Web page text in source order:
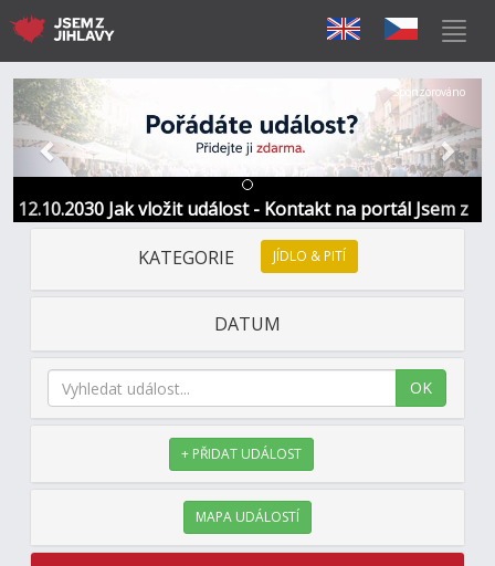
12.10.2030 Jak vložit událost - Kontakt na portál Jsem z
Jihlavy
Předchozí Další
Sponzorováno
KATEGORIE JÍDLO & PITÍ
DATUM
OK
+ PŘIDAT UDÁLOST
MAPA UDÁLOSTÍ